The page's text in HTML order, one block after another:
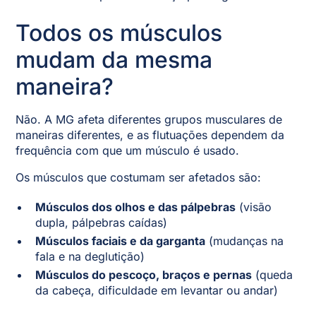
Todos os músculos
mudam da mesma
maneira?
Não. A MG afeta diferentes grupos musculares de
maneiras diferentes, e as flutuações dependem da
frequência com que um músculo é usado.
Os músculos que costumam ser afetados são:
Músculos dos olhos e das pálpebras (visão
dupla, pálpebras caídas)
Músculos faciais e da garganta (mudanças na
fala e na deglutição)
Músculos do pescoço, braços e pernas (queda
da cabeça, dificuldade em levantar ou andar)